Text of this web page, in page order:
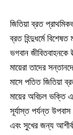
জিতিয়া ব্রত
ব্রত হিন্দুধর্মে
ভগবান জীবিতবাহনকে
মায়েরা তাদের
মাসে পতিত জিতিয়া
মায়ের অবিচল ভক্তি
সূর্যাস্ত পর্যন্ত উপবাস
এবং সুখের জন্য